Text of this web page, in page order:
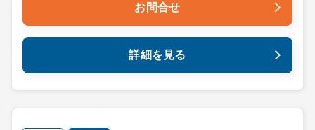
お問合せ
詳細を見る